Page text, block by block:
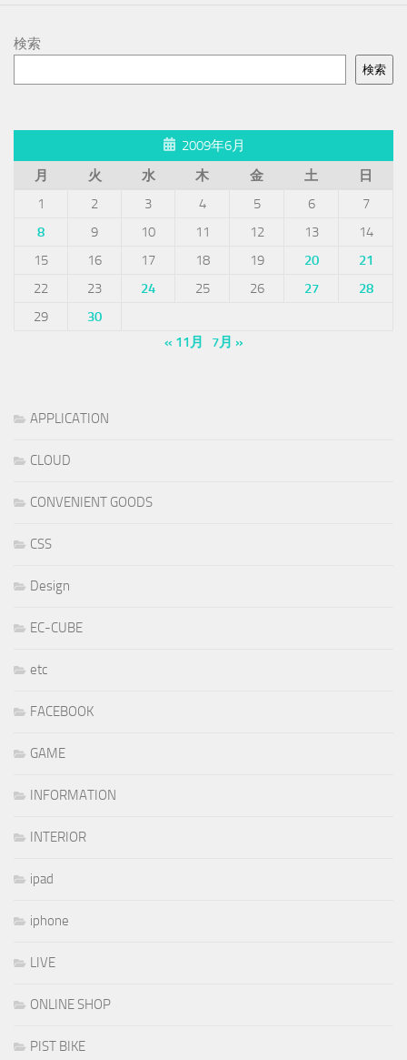
検索
検索
2009年6月
月
火 水 木 金 土
日
1
2 3 4 5 6
7
8
9 10 11 12 13
14
15
16 17 18 19 20
21
22
23 24 25 26 27
28
29
30
« 11月
7月 »
APPLICATION
CLOUD
CONVENIENT GOODS
CSS
Design
EC-CUBE
etc
FACEBOOK
GAME
INFORMATION
INTERIOR
ipad
iphone
LIVE
ONLINE SHOP
PIST BIKE